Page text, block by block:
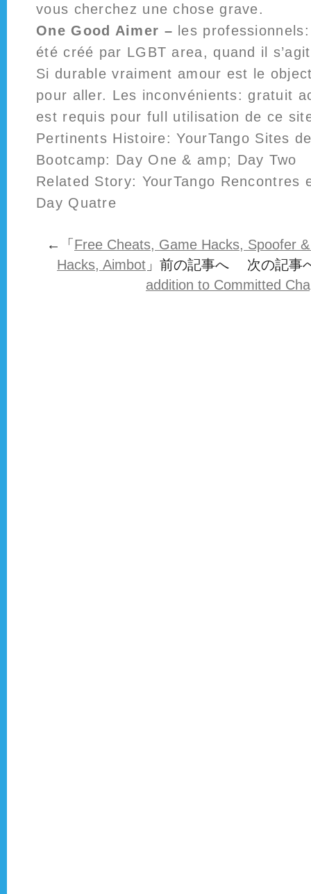
vous cherchez une chose grave.
One Good Aimer –
les
été créé par LGBT area, quand il
Si durable vraiment amour est le
pour aller. Les inconvénients: gratuit
est requis pour full utilisation de ce
Pertinents Histoire: YourTango Sites
Bootcamp: Day One & amp; Day Two
Related Story: YourTango Rencontres
Day Quatre
←「 Free Cheats, Game Hacks, Spoofer
Hacks, Aimbot 」前の記事へ 次の記事
addition to Committed